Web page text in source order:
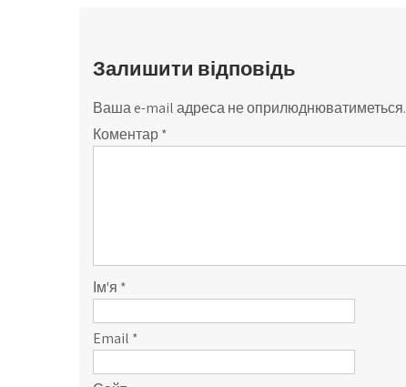
Залишити відповідь
Ваша e-mail адреса не оприлюднюватиметься.
Коментар*
Ім'я *
Email *